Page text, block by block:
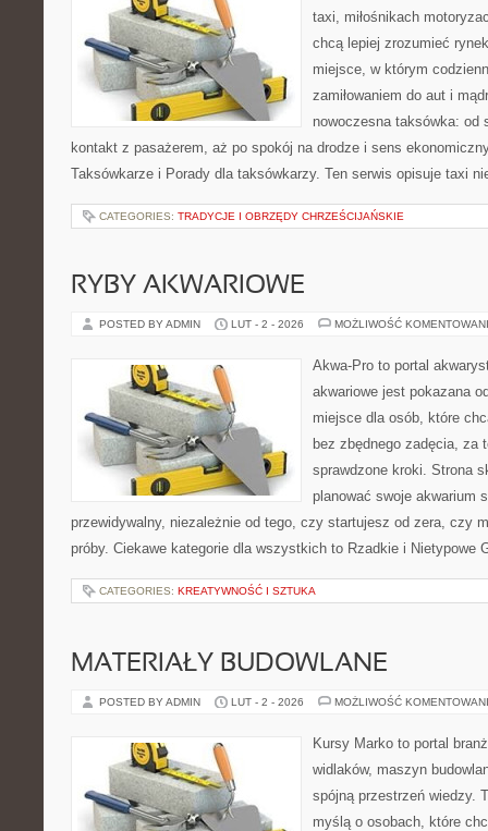
taxi, miłośnikach
chcą lepiej zrozumieć
miejsce, w którym
zamiłowaniem do aut i
nowoczesna taksówka: od
kontakt z pasażerem, aż po spokój na drodze i sens
Taksówkarze i Porady dla taksówkarzy. Ten serwis opisuje taxi
CATEGORIES: TRADYCJE I OBRZĘDY CHRZEŚCIJAŃSKIE
RYBY AKWARIOWE
POSTED BY ADMIN LUT - 2 - 2026 MOŻLIWOŚĆ
Akwa-Pro to portal
akwariowe jest pokazana
miejsce dla osób, które
bez zbędnego zadęcia, za
sprawdzone kroki. Strona
planować swoje akwarium
przewidywalny, niezależnie od tego, czy startujesz od zera, czy
próby. Ciekawe kategorie dla wszystkich to Rzadkie i Nietypowe
CATEGORIES: KREATYWNOŚĆ I SZTUKA
MATERIAŁY BUDOWLANE
POSTED BY ADMIN LUT - 2 - 2026 MOŻLIWOŚĆ
Kursy Marko to portal
widlaków, maszyn
spójną przestrzeń wiedzy.
myślą o osobach, które